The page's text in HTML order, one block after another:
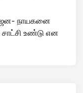
ஜன- நாயகனை
உண்டு என